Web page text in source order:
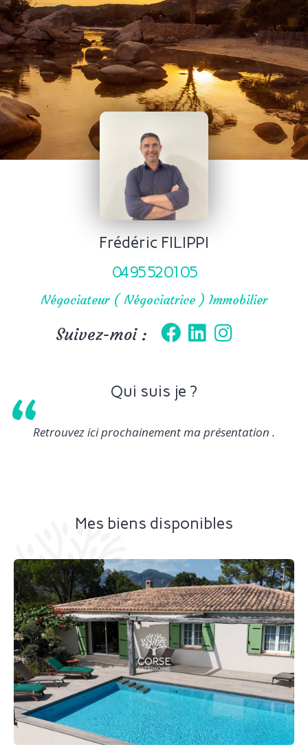
Frédéric FILIPPI
04 95 52 01 05
Négociateur ( Négociatrice ) Immobilier
Suivez-moi :
Qui suis je ?
“Retrouvez ici prochainement ma présentation .
Mes biens disponibles